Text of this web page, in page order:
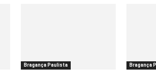
Bragança Paulista Bragança